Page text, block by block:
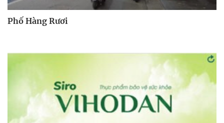
Phố Hàng Rươi